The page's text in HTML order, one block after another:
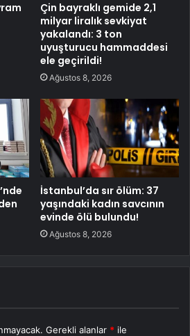
Çin bayraklı gemide 2,1
milyar liralık sevkiyat
yakalandı: 3 ton
uyuşturucu hammaddesi
ele geçirildi!
Ağustos 8, 2026
İstanbul’da sır ölüm: 37
yaşındaki kadın savcının
evinde ölü bulundu!
Ağustos 8, 2026
Gerekli alanlar * ile